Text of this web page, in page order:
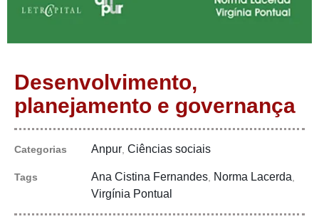
Desenvolvimento,
planejamento e governança
Categorias Anpur, Ciências sociais
Tags Ana Cistina Fernandes, Norma Lacerda,
Virgínia Pontual